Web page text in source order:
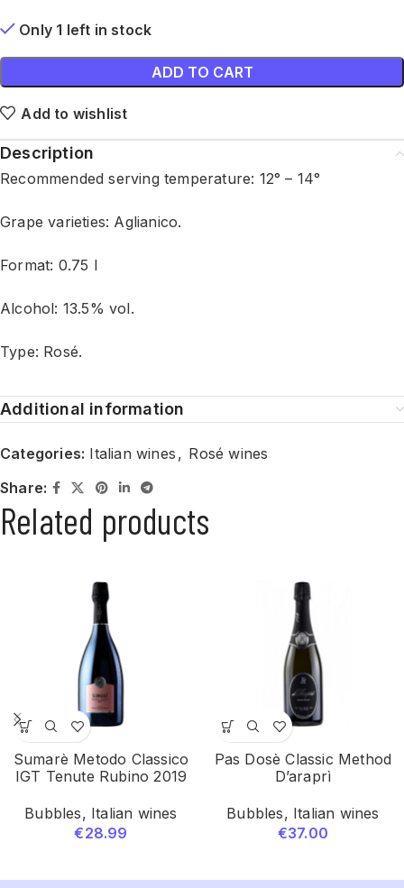
Only 1 left in stock
ADD TO CART
Add to wishlist
Description
Recommended serving temperature: 12° – 14°
Grape varieties: Aglianico.
Format: 0.75 l
Alcohol: 13.5% vol.
Type: Rosé.
Additional information
Categories: Italian wines , Rosé wines
Share:
Related products
Sumarè Metodo Classico
IGT Tenute Rubino 2019
Bubbles, Italian wines
€28.99
Pas Dosè Classic Method
D’araprì
Bubbles, Italian wines
€37.00